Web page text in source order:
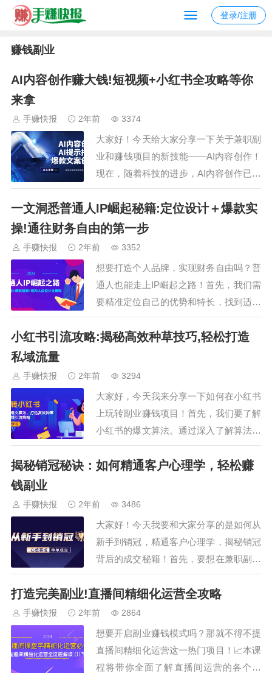
登录/注册
赚钱副业
AI内容创作赚大钱!短视频+小红书全攻略等你
来拿
手赚快报 2年前 3374
大家好！今天给大家分享一下关于兼职副
业和赚钱项目的新技能——AI内容创作！
现在，随着科技的进步，AI内容创作已经
成为一个炙手可热的赚钱途径。不再需要
花费大量时间和精力进行内容创作，只需
要简单的AI提示指令，就可以轻松生成爆
款文案！首先，我们可以利用AI工具进行
报等…
一文洞悉普通人IP崛起秘籍:定位设计＋爆款实
操!通往财务自由的第一步
手赚快报 2年前 3352
想要打造个人品牌，实现财务自由吗？普
通人也能走上IP崛起之路！首先，我们需
要精准定位自己的优势和特长，找到适合
自己的领域和赛道。无论是兼职副业还是
赚钱项目，都要有清晰的目标和定位。接
如何抓住用户的眼球和心智，吸引更多的
特色！最后…
小红书引流攻略:揭秘高效种草技巧,轻松打造
私域流量
手赚快报 2年前 3294
大家好，今天我来分享一下如何在小红书
上玩转副业赚钱项目！首先，我们要了解
小红书的爆文算法。通过深入了解算法机
制，我们可以更好地打造爆款内容，吸引
更多目标用户。在小红书上，高效种草与
台优势，通过发布优质内容来吸引粉丝，
么，如何打造高…
揭秘销冠秘诀：如何精通客户心理学，轻松赚
钱副业
手赚快报 2年前 3486
大家好！今天我要和大家分享的是如何从
新手到销冠，精通客户心理学，揭秘销冠
背后的成交秘籍！首先，要想在兼职副业
中脱颖而出，成为销冠，我们必须了解客
户的心理和需求。只有这样，才能更好地
把握客户需求，为客户提供真正有价值的
产品或服务。其次，我们需要掌握有效的
沟通技巧和谈判技巧。这些技巧不仅能够
帮助我们更好…
打造完美副业!直播间精细化运营全攻略
手赚快报 2年前 2864
想要开启副业赚钱模式吗？那就不得不提
直播间精细化运营这一热门项目！📈本课
程将带你全面了解直播间运营的各个环